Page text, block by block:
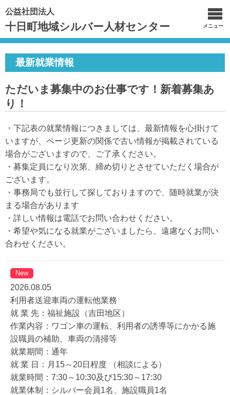
公益社団法人
十日町地域シルバー人材センター メニュー
最新就業情報
ただいま募集中のお仕事です！新着募集あ
り！
・下記表の就業情報につきましては、最新情報を心掛けて
いますが、ページ更新の関係で古い情報が掲載されている
場合がございますので、ご了承ください。
・募集定員になり次第、締め切りとさせていただく場合が
ございます。
・事務局でも並行して探しておりますので、随時就業が決
まる場合があります
・詳しい情報は電話でお問い合わせください。
・希望や気になる就業がございましたら、遠慮なくお問い
合わせください。
New
2026.08.05
利用者送迎車両の運転他業務
就 業 先：福祉施設（吉田地区）
作業内容：ワゴン車の運転、利用者の誘導等にかかる施
設職員の補助、車両の清掃等
就業期間：通年
就 業 日：月15～20日程度 （相談による）
就業時間：7:30～10:30及び15:30～17:30
就業体制：シルバー会員1名、施設職員1名